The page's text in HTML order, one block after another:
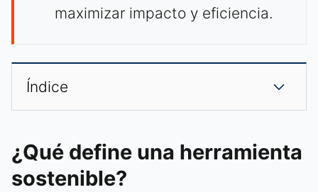
maximizar impacto y eficiencia.
Índice
¿Qué define una herramienta
sostenible?